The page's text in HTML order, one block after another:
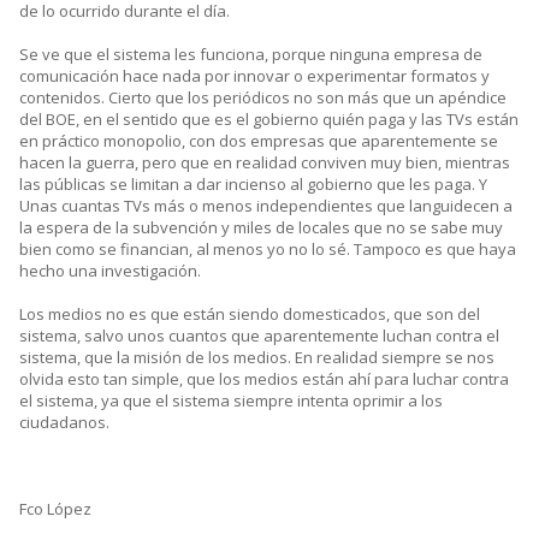
de lo ocurrido durante el día.
Se ve que el sistema les funciona, porque ninguna empresa de
comunicación hace nada por innovar o experimentar formatos y
contenidos. Cierto que los periódicos no son más que un apéndice
del BOE, en el sentido que es el gobierno quién paga y las TVs están
en práctico monopolio, con dos empresas que aparentemente se
hacen la guerra, pero que en realidad conviven muy bien, mientras
las públicas se limitan a dar incienso al gobierno que les paga. Y
Unas cuantas TVs más o menos independientes que languidecen a
la espera de la subvención y miles de locales que no se sabe muy
bien como se financian, al menos yo no lo sé. Tampoco es que haya
hecho una investigación.
Los medios no es que están siendo domesticados, que son del
sistema, salvo unos cuantos que aparentemente luchan contra el
sistema, que la misión de los medios. En realidad siempre se nos
olvida esto tan simple, que los medios están ahí para luchar contra
el sistema, ya que el sistema siempre intenta oprimir a los
ciudadanos.
Fco López